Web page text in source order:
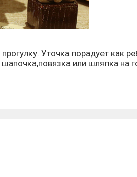
Уточка порадует как
или шляпка на